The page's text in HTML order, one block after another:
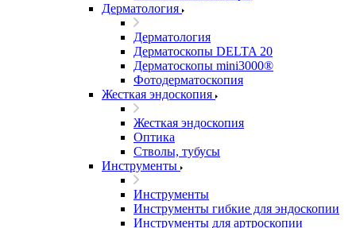
Дерматология
Дерматология
Дерматоскопы DELTA 20
Дерматоскопы mini3000®
Фотодерматоскопия
Жесткая эндоскопия
Жесткая эндоскопия
Оптика
Стволы, тубусы
Инструменты
Инструменты
Инструменты гибкие для эндоскопии
Инструменты для артроскопии